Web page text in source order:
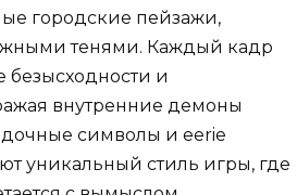
городские пейзажи,
тенями. Каждый кадр
и
внутренние демоны
символы и eerie
уникальный стиль игры, где